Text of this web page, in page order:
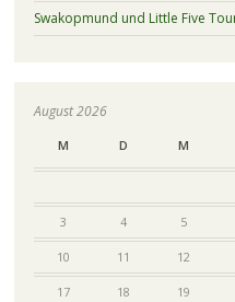
Swakopmund und Little Five
August 2026
M D M
3 4 5
10 11 12
17 18 19